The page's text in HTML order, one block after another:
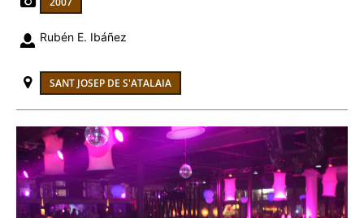
Rubén E. Ibáñez
SANT JOSEP DE S'ATALAIA